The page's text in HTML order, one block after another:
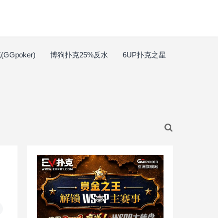
博狗扑克25%反水 6UP扑克之星